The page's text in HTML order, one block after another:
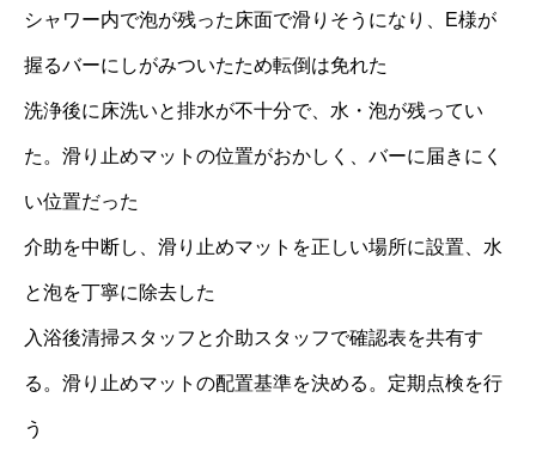
シャワー内で泡が残った床面で滑りそうになり、E様が
握るバーにしがみついたため転倒は免れた
洗浄後に床洗いと排水が不十分で、水・泡が残ってい
た。滑り止めマットの位置がおかしく、バーに届きにく
い位置だった
介助を中断し、滑り止めマットを正しい場所に設置、水
と泡を丁寧に除去した
入浴後清掃スタッフと介助スタッフで確認表を共有す
る。滑り止めマットの配置基準を決める。定期点検を行
う